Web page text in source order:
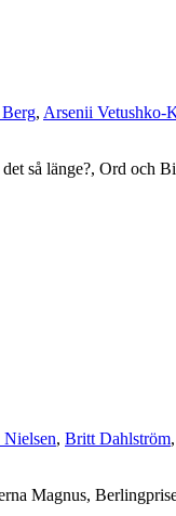
, Arsenii Vetushko-
det så länge?, Ord
, Britt Dahlström,
Magnus,